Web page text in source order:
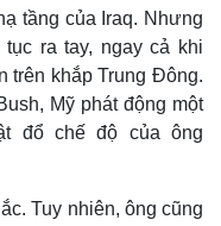
tầng của Iraq. Nhưng
ra tay, ngay cả khi
trên khắp Trung Đông.
Mỹ phát động một
đổ chế độ của ông
Tuy nhiên, ông cũng